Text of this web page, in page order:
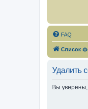
FAQ
Список
Удалить
Вы уверены,